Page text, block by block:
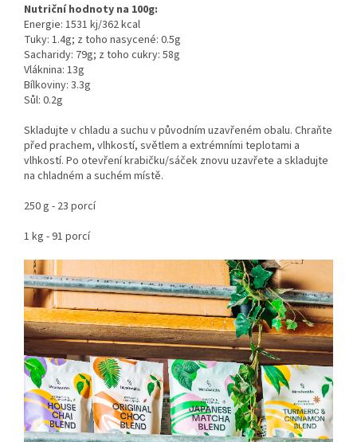
Nutriční hodnoty na 100g:
Energie: 1531 kj/362 kcal
Tuky: 1.4g; z toho nasycené: 0.5g
Sacharidy: 79g; z toho cukry: 58g
Vláknina: 13g
Bílkoviny: 3.3g
Sůl: 0.2g
Skladujte v chladu a suchu v původním uzavřeném obalu. Chraňte
před prachem, vlhkostí, světlem a extrémními teplotami a
vlhkostí. Po otevření krabičku/sáček znovu uzavřete a skladujte
na chladném a suchém místě.
250 g - 23 porcí
1 kg - 91 porcí